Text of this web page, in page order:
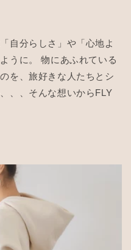
自分らしさ」や「心地よ
うに。 物にあふれている
を、旅好きな人たちとシ
、、そんな想いからFLY